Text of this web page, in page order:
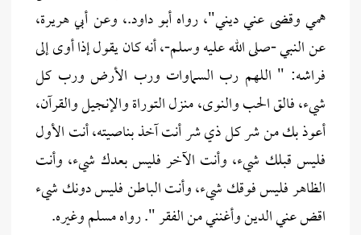
همي وقضى عني ديني"، رواه أبو داود.، وعن أبي هريرة،
عن النبي -صلى الله عليه وسلم-، أنه كان يقول إذا أوى إلى
فراشه: " اللهم رب السماوات ورب الأرض ورب كل
شيء، فالق الحب والنوى، منزل التوراة والإنجيل والقرآن،
أعوذ بك من شر كل ذي شر أنت آخذ بناصيته، أنت الأول
فليس قبلك شيء، وأنت الآخر فليس بعدك شيء، وأنت
الظاهر فليس فوقك شيء، وأنت الباطن فليس دونك شيء
اقض عني الدين وأغنني من الفقر ". رواه مسلم وغيره.